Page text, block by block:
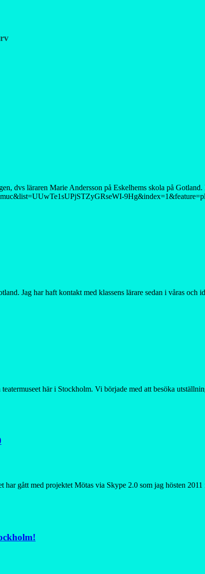
dvs läraren Marie Andersson på Eskelhems skola på
Jag har haft kontakt med klassens lärare sedan i våras
här i Stockholm. Vi började med att besöka
gått med projektet Mötas via Skype 2.0 som jag hösten